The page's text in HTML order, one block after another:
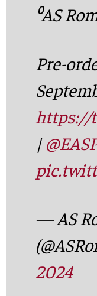
⁰AS
Pre-
https://
|
— AS
2024